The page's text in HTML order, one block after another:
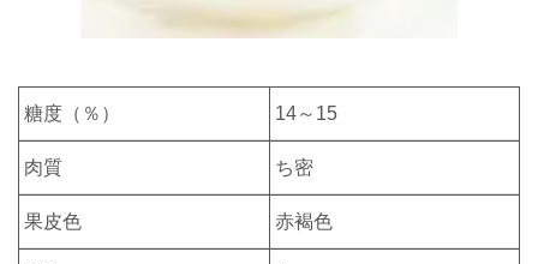
糖度（％） 14～15
肉質 ち密
果皮色 赤褐色